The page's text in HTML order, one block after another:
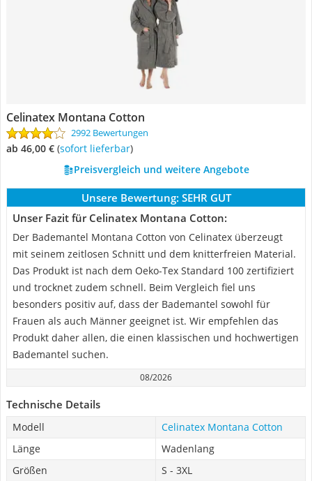
Celinatex Montana Cotton
2992 Bewertungen
ab 46,00 € ( Sofort lieferbar)
Preisvergleich und weitere Angebote
Unsere Bewertung: SEHR GUT
Unser Fazit für Celinatex Montana Cotton:
Der Bademantel Montana Cotton von Celinatex überzeugt
mit seinem zeitlosen Schnitt und dem knitterfreien Material.
Das Produkt ist nach dem Oeko-Tex Standard 100 zertifiziert
und trocknet zudem schnell. Beim Vergleich fiel uns
besonders positiv auf, dass der Bademantel sowohl für
Frauen als auch Männer geeignet ist. Wir empfehlen das
Produkt daher allen, die einen klassischen und hochwertigen
Bademantel suchen.
08/2026
Technische Details
Modell
Celinatex Montana Cotton
Länge
Wadenlang
Größen
S - 3XL